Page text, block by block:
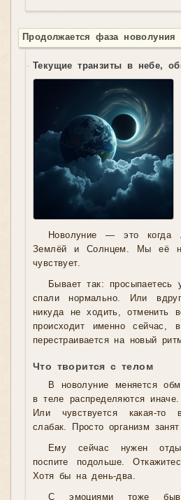
Продолжается фаза новолуния
Текущие транзиты в небе,
Новолуние — это когда
Землёй и Солнцем. Мы её
чувствует.
Бывает так: просыпаетесь
спали нормально. Или
никуда не ходить, отменить
происходит именно сейчас,
перестраивается на новый
Что творится с телом
В новолуние меняется
в теле распределяются
Или чувствуется какая-
слабак. Просто организм
Ему сейчас нужен
поспите подольше.
Хотя бы на день-два.
С эмоциями тоже